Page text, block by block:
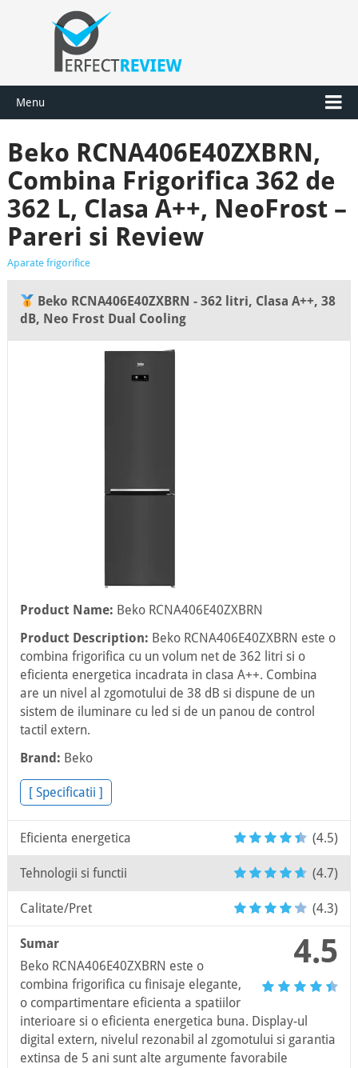
Menu
Beko RCNA406E40ZXBRN,
Combina Frigorifica 362 de
362 L, Clasa A++, NeoFrost –
Pareri si Review
Aparate frigorifice
Beko RCNA406E40ZXBRN - 362 litri, Clasa A++, 38
dB, Neo Frost Dual Cooling
Product Name: Beko RCNA406E40ZXBRN
Product Description: Beko RCNA406E40ZXBRN este o
combina frigorifica cu un volum net de 362 litri si o
eficienta energetica incadrata in clasa A++. Combina
are un nivel al zgomotului de 38 dB si dispune de un
sistem de iluminare cu led si de un panou de control
tactil extern.
Brand: Beko
[ Specificatii ]
Eficienta energetica (4.5)
Tehnologii si functii (4.7)
Calitate/Pret (4.3)
4.5
Sumar
Beko RCNA406E40ZXBRN este o
combina frigorifica cu finisaje elegante,
o compartimentare eficienta a spatiilor
interioare si o eficienta energetica buna. Display-ul
digital extern, nivelul rezonabil al zgomotului si garantia
extinsa de 5 ani sunt alte argumente favorabile